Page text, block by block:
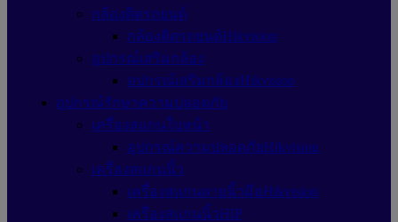
กล้องติดรถยนต์
กล้องติดรถยนต์Hikvision
อุปกรณ์เสริมกล้อง
อุปกรณ์เสริมกล้องHikvision
อุปกรณ์รักษาความปลอดภัย
เครื่องสแกนใบหน้า
อุปกรณ์ความปลอดภัยHikvision
เครื่องสแกนนิ้ว
เครื่องสแกนลายนิ้วมือHikvision
เครื่องสแกนนิ้วHIP